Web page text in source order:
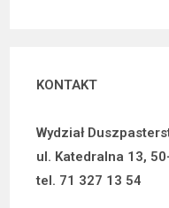
KONTAKT
Wydział
ul. Katedralna 13,
tel. 71 327 13 54